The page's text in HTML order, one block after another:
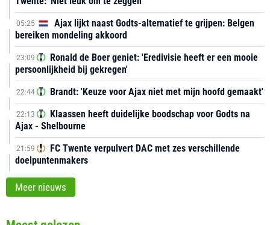
05:25
Ajax lijkt naast Godts-alternatief te grijpen: Belgen
bereiken mondeling akkoord
23:09
Ronald de Boer geniet: 'Eredivisie heeft er een mooie
persoonlijkheid bij gekregen'
22:44 Brandt: 'Keuze voor Ajax niet met mijn hoofd gemaakt'
22:13
Klaassen heeft duidelijke boodschap voor Godts na
Ajax - Shelbourne
21:59
FC Twente verpulvert DAC met zes verschillende
doelpuntenmakers
Meer nieuws